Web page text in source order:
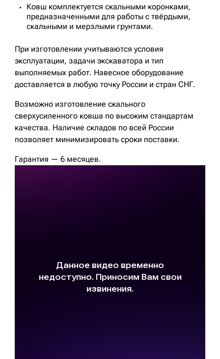
Ковш комплектуется скальными коронками,
предназначенными для работы с твёрдыми,
скальными и мерзлыми грунтами.
При изготовлении учитываются условия
эксплуатации, задачи экскаватора и тип
выполняемых работ. Навесное оборудование
доставляется в любую точку России и стран СНГ.
Возможно изготовление скального
сверхусиленного ковша по высоким стандартам
качества. Наличие складов по всей России
позволяет минимизировать сроки поставки.
Гарантия — 6 месяцев.